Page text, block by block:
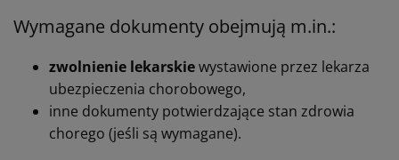
Wymagane dokumenty obejmują m.in.:
zwolnienie lekarskiewystawione przez lekarza
ubezpieczenia chorobowego,
inne dokumenty potwierdzające stan zdrowia
chorego (jeśli są wymagane).